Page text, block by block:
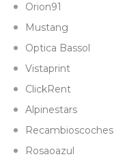
Orion91
Mustang
Optica Bassol
Vistaprint
ClickRent
Alpinestars
Recambioscoches
Rosaoazul